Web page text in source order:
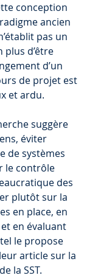
conception
ancien
pas un
d’être
d’un
de projet est
et ardu.
suggère
éviter
de systèmes
le contrôle
des
plutôt sur la
en place, en
en évaluant
le propose
article sur la
la SST.